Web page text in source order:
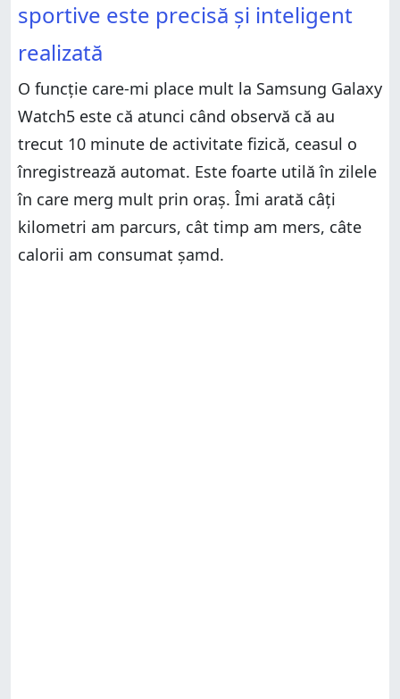
sportive este precisă și inteligent
realizată
O funcție care-mi place mult la Samsung Galaxy
Watch5 este că atunci când observă că au
trecut 10 minute de activitate fizică, ceasul o
înregistrează automat. Este foarte utilă în zilele
în care merg mult prin oraș. Îmi arată câți
kilometri am parcurs, cât timp am mers, câte
calorii am consumat șamd.